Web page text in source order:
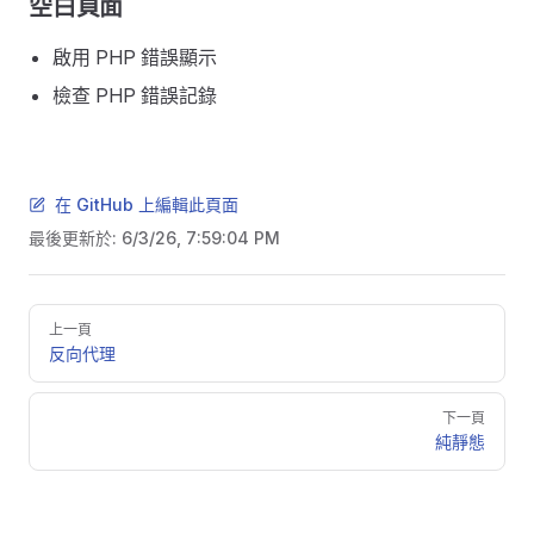
空白頁面
啟用 PHP 錯誤顯示
檢查 PHP 錯誤記錄
在 GitHub 上編輯此頁面
最後更新於: 6/3/26, 7:59:04 PM
Pager
上一頁
反向代理
下一頁
純靜態